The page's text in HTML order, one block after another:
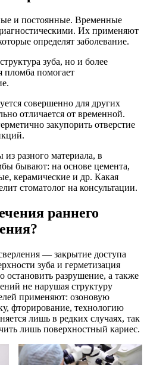
и постоянные. Временные
Их применяют
определят заболевание.
зуба, но и более
пломба помогает
совершенно для других
отличается от временной.
закупорить отверстие
разного материала, в
бывают: на основе цемента,
керамические и др. Какая
стоматолог на консультации.
раннего
— закрытие доступа
зуба и герметизация
разрушение, а также
не нарушая структуру
применяют: озоновую
фторирование, технологию
лишь в редких случаях, так
лишь поверхностный кариес.